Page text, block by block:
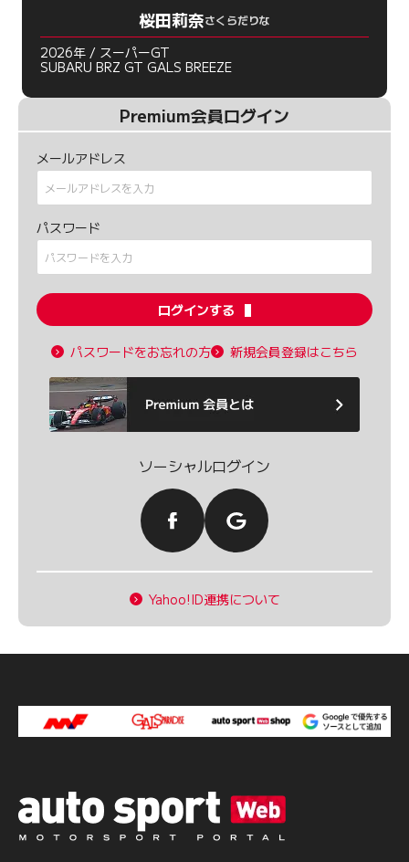
桜田莉奈さくらだりな
2026年 / スーパーGT
SUBARU BRZ GT GALS BREEZE
Premium会員ログイン
メールアドレス
パスワード
ログインする
パスワードをお忘れの方 新規会員登録はこちら
ソーシャルログイン
Yahoo!ID連携について